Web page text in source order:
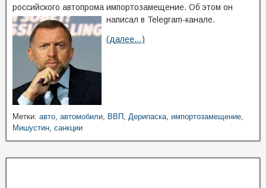
российского автопрома импортозамещение. Об этом он
написал в Telegram-канале.
(далее…)
Метки: авто, автомобили, ВВП , Дерипаска, импортозамещение,
Мишустин, санкции